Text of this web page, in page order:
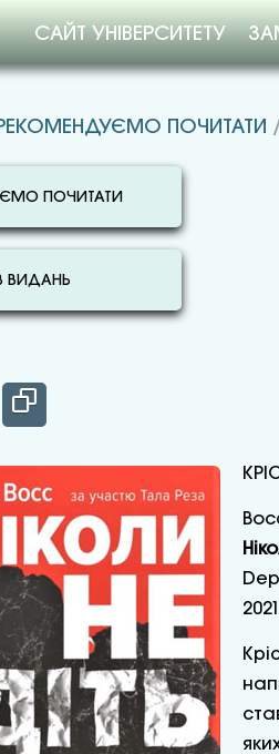
САЙТ УНІВЕРСИТЕТУ
ПОЧИТАТИ
ПОЧИТАТИ
ВИДАНЬ